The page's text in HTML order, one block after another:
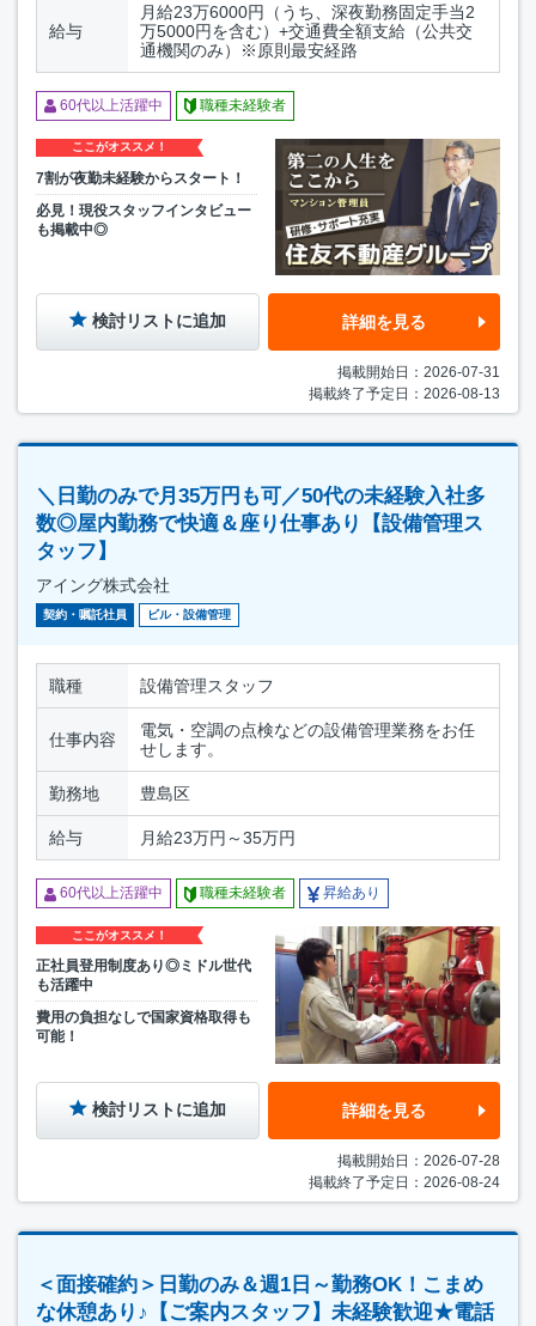
給与
月給23万6000円（うち、深夜勤務固定手当2
万5000円を含む）+交通費全額支給（公共交
通機関のみ）※原則最安経路
60代以上活躍中 職種未経験者
ここがオススメ！
7割が夜勤未経験からスタート！
必見！現役スタッフインタビュー
も掲載中◎
検討リストに追加 詳細を見る
掲載開始日：2026-07-31
掲載終了予定日：2026-08-13
＼日勤のみで月35万円も可／50代の未経験入社多
数◎屋内勤務で快適＆座り仕事あり【設備管理ス
タッフ】
アイング株式会社
契約・嘱託社員 ビル・設備管理
職種 設備管理スタッフ
仕事内容
電気・空調の点検などの設備管理業務をお任
せします。
勤務地 豊島区
給与 月給23万円～35万円
60代以上活躍中 職種未経験者 昇給あり
ここがオススメ！
正社員登用制度あり◎ミドル世代
も活躍中
費用の負担なしで国家資格取得も
可能！
検討リストに追加 詳細を見る
掲載開始日：2026-07-28
掲載終了予定日：2026-08-24
＜面接確約＞日勤のみ＆週1日～勤務OK！こまめ
な休憩あり♪【ご案内スタッフ】未経験歓迎★電話